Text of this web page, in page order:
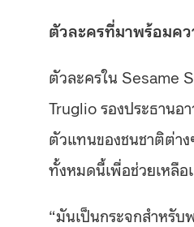
ตัวละครที่มาพร้อมค
ตัวละครใน Sesame
Truglio รองประธานอ
ตัวแทนของชนชาติต่า
ทั้งหมดนี้เพื่อช่วยเหลือ
“มันเป็นกระจกสำหรับ